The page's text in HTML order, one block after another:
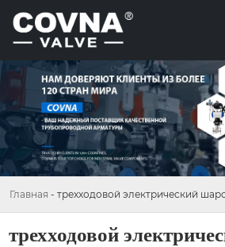
Главная - трехходовой электрический
трехходовой